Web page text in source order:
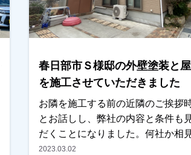
す！現地調査・お見積りはもちろ
す！ご遠慮なくお申しつけくださ
ちしております！
春日部市Ｓ様邸の外壁塗装と
を施工させていただきました
お隣を施工する前の近隣のご挨拶
とお話しし、弊社の内容と条件も
だくことになりました。何社か相
を取られていましたが、弊社の内
2023.03.02